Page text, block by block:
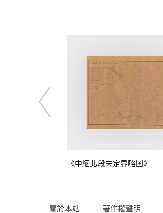
《中緬北段未定界略圖》
關於本站 著作權聲明